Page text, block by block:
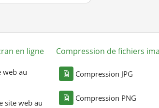
en ligne
web au
site web au
Compression de fichiers
Compression JPG
Compression PNG